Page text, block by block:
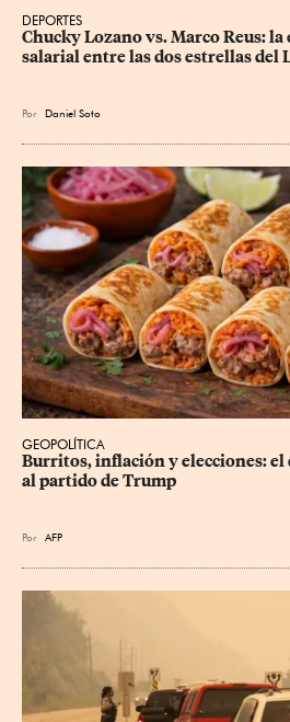
DEPORTES
Chucky Lozano vs. Marco Reus:
salarial entre las dos estrellas del
Por Daniel Soto
GEOPOLÍTICA
Burritos, inflación y elecciones: el
al partido de Trump
Por AFP